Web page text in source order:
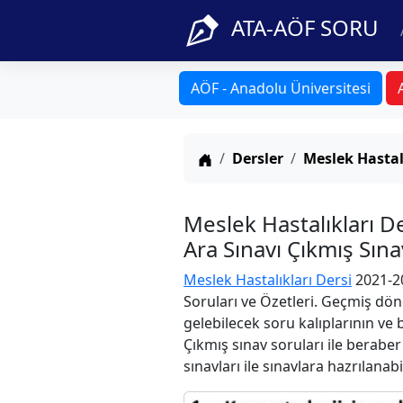
ATA-AÖF SORU
AÖF - Anadolu Üniversitesi
Anasayfa
Dersler Meslek
Meslek Hastalıkları
Ara Sınavı Çıkmış
Meslek Hastalıkları Dersi 2021-
Soruları ve Özetleri. Geçmiş
gelebilecek soru kalıplarının
Çıkmış sınav soruları ile
sınavları ile sınavlara